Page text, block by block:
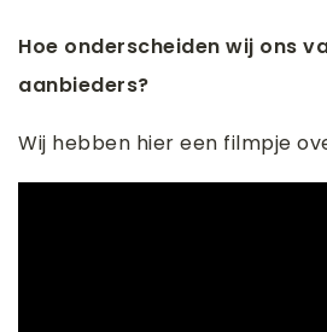
Hoe onderscheiden wij ons
aanbieders?
Wij hebben hier een filmpje